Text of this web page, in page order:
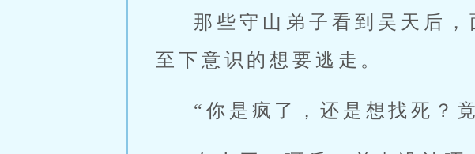
那些守山弟子看到吴天后
至下意识的想要逃走。
“你是疯了，还是想找死？